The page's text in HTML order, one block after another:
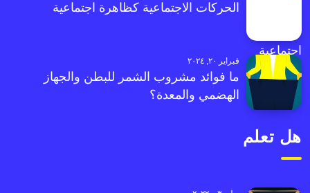
الحركات الاجتماعية كظاهرة اجتماعية
فبراير ٢٠, ٢٠٢٤
ما فوائد مشروب الشمر للبطن والجهاز
الهضمي والمعدة؟
هل تعلم